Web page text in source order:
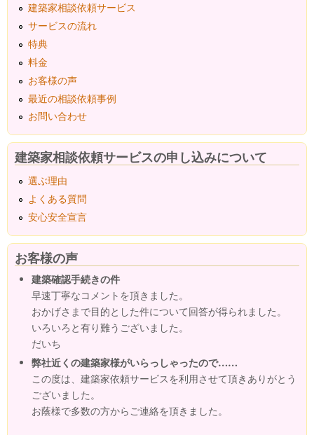
建築家相談依頼サービス
サービスの流れ
特典
料金
お客様の声
最近の相談依頼事例
お問い合わせ
建築家相談依頼サービスの申し込みについて
選ぶ理由
よくある質問
安心安全宣言
お客様の声
建築確認手続きの件
早速丁寧なコメントを頂きました。
おかげさまで目的とした件について回答が得られました。
いろいろと有り難うございました。
だいち
弊社近くの建築家様がいらっしゃったので……
この度は、建築家依頼サービスを利用させて頂きありがとう
ございました。
お蔭様で多数の方からご連絡を頂きました。